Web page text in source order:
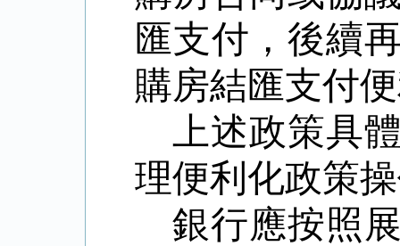
匯支付，後續
購房結匯支付
上述政策具
理便利化政策
銀行應按照